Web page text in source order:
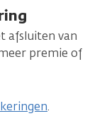
afsluiten van
premie of
.